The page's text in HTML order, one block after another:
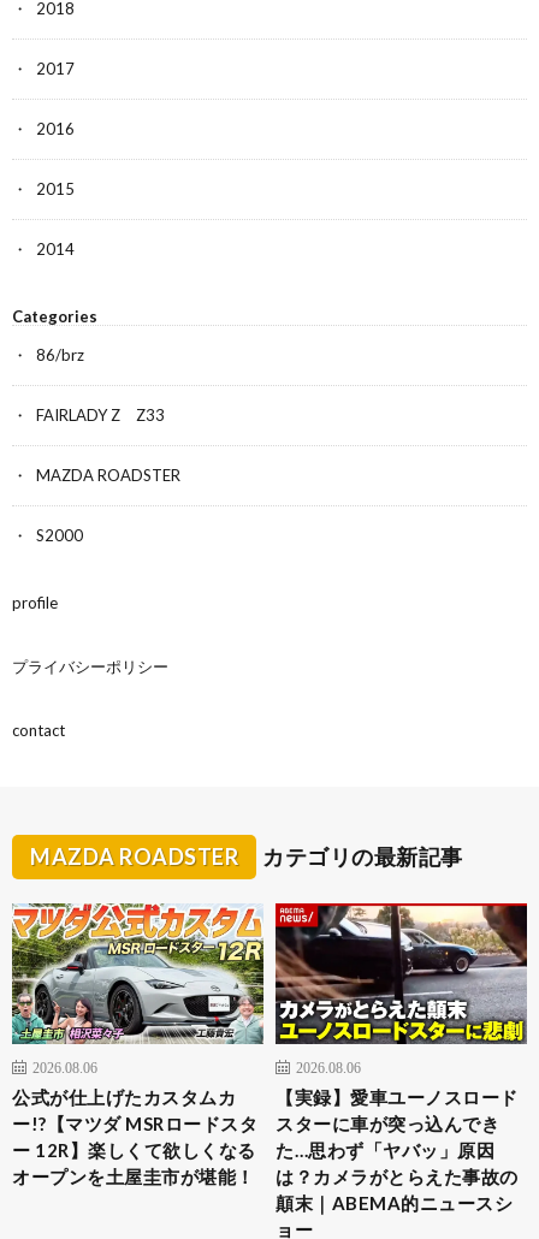
2018
2017
2016
2015
2014
Categories
86/brz
FAIRLADY Z Z33
MAZDA ROADSTER
S2000
profile
プライバシーポリシー
contact
MAZDA ROADSTER カテゴリの最新記事
2026.08.06
公式が仕上げたカスタムカ
ー!?【マツダ MSRロードスタ
ー 12R】楽しくて欲しくなる
オープンを土屋圭市が堪能！
2026.08.06
【実録】愛車ユーノスロード
スターに車が突っ込んでき
た…思わず「ヤバッ」原因
は？カメラがとらえた事故の
顛末｜ABEMA的ニュースシ
ョー